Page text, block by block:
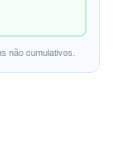
não cumulativos.